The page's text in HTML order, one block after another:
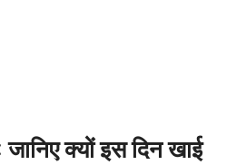
क्यों इस दिन खाई